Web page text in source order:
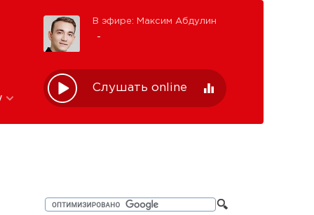
В эфире: Максим Абдулин
Слушать online